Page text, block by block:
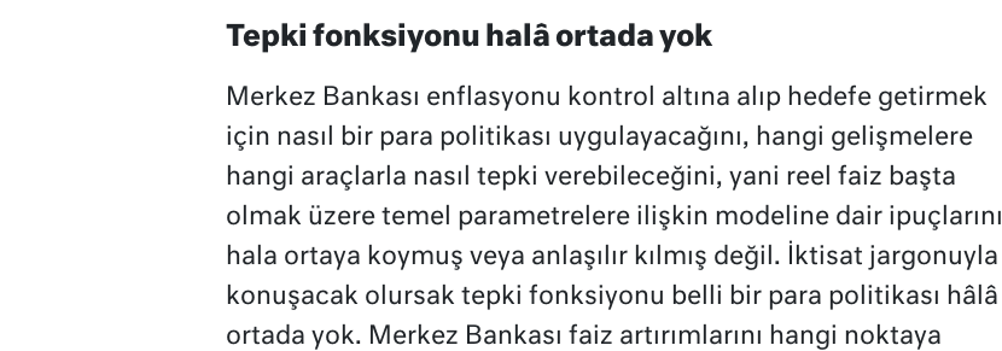
Tepki fonksiyonu halâ ortada yok
Merkez Bankası enflasyonu kontrol altına alıp hedefe getirmek
için nasıl bir para politikası uygulayacağını, hangi gelişmelere
hangi araçlarla nasıl tepki verebileceğini, yani reel faiz başta
olmak üzere temel parametrelere ilişkin modeline dair ipuçlarını
hala ortaya koymuş veya anlaşılır kılmış değil. İktisat jargonuyla
konuşacak olursak tepki fonksiyonu belli bir para politikası hâlâ
ortada yok. Merkez Bankası faiz artırımlarını hangi noktaya